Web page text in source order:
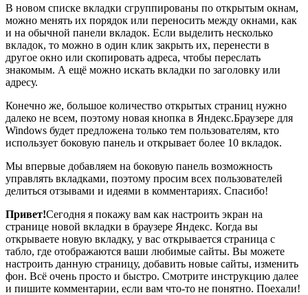
В новом списке вкладки сгруппированы по открытым окнам,
можно менять их порядок или переносить между окнами, как
и на обычной панели вкладок. Если выделить несколько
вкладок, то можно в один клик закрыть их, перенести в
другое окно или скопировать адреса, чтобы переслать
знакомым. А ещё можно искать вкладки по заголовку или
адресу.
Конечно же, большое количество открытых страниц нужно
далеко не всем, поэтому новая кнопка в Яндекс.Браузере для
Windows будет предложена только тем пользователям, кто
использует боковую панель и открывает более 10 вкладок.
Мы впервые добавляем на боковую панель возможность
управлять вкладками, поэтому просим всех пользователей
делиться отзывами и идеями в комментариях. Спасибо!
Привет!Сегодня я покажу вам как настроить экран на
странице новой вкладки в браузере Яндекс. Когда вы
открываете новую вкладку, у вас открывается страница с
табло, где отображаются ваши любимые сайты. Вы можете
настроить данную страницу, добавить новые сайты, изменить
фон. Всё очень просто и быстро. Смотрите инструкцию далее
и пишите комментарии, если вам что-то не понятно. Поехали!